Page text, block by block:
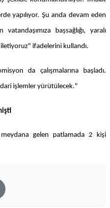
yapılıyor. Şu anda devam eden
başsağlığı, yaralı
ifadelerini kullandı.
da çalışmalarına başladı.
işlemler yürütülecek."
gelen patlamada 2 kişi